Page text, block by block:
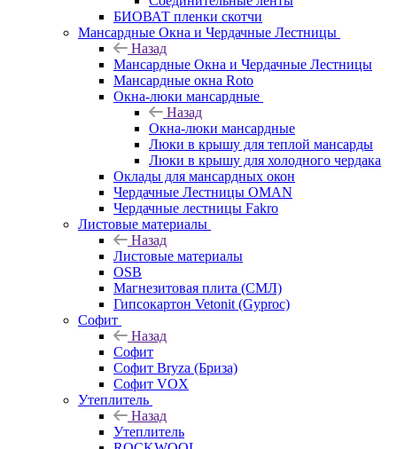
БИОВАТ пленки скотчи
Мансардные Окна и Чердачные Лестницы
Назад
Мансардные Окна и Чердачные Лестницы
Мансардные окна Roto
Окна-люки мансардные
Назад
Окна-люки мансардные
Люки в крышу для теплой мансарды
Люки в крышу для холодного чердака
Оклады для мансардных окон
Чердачные Лестницы OMAN
Чердачные лестницы Fakro
Листовые материалы
Назад
Листовые материалы
OSB
Магнезитовая плита (СМЛ)
Гипсокартон Vetonit (Gyproc)
Софит
Назад
Софит
Софит Bryza (Бриза)
Софит VOX
Утеплитель
Назад
Утеплитель